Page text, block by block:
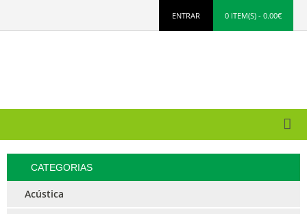
ENTRAR 0 ITEM(S) - 0.00€
CATEGORIAS
Acústica